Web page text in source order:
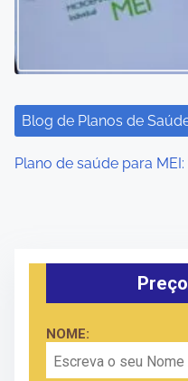
Blog de Planos de
Plano de saúde para